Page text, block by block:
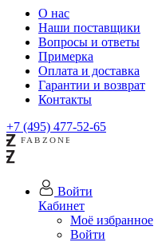
О нас
Наши поставщики
Вопросы и ответы
Примерка
Оплата и доставка
Гарантии и возврат
Контакты
+7 (495) 477-52-65
Войти
Кабинет
Моё избранное
Войти